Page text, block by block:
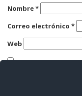
Nombre*
Correo electrónico *
Web
Guarda mi